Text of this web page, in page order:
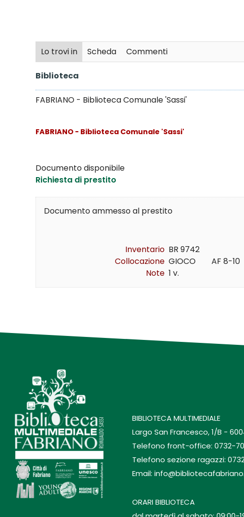
Lo trovi in Scheda Commenti
Biblioteca
FABRIANO - Biblioteca Comunale 'Sassi'
FABRIANO - Biblioteca Comunale 'Sassi'
Documento disponibile
Richiesta di prestito
Documento ammesso al prestito
Inventario BR 9742
Collocazione GIOCO        AF 8-10
Note 1 v.
BIBLIOTECA MULTIMEDIALE
Largo San Francesco, 1/B -
Telefono front-office: 0732-
Telefono sezione ragazzi:
Email:
ORARI BIBLIOTECA